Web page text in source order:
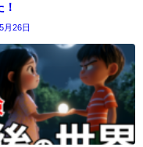
！
月26日